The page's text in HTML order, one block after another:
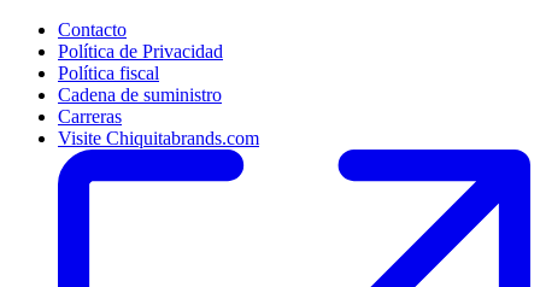
Contacto
Política de Privacidad
Política fiscal
Cadena de suministro
Carreras
Visite Chiquitabrands.com